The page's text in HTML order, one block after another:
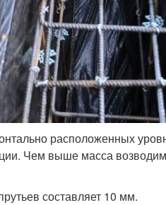
расположенных
Чем выше масса
составляет 10 мм.